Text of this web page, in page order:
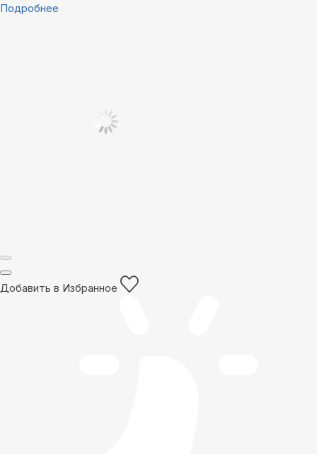
Подробнее
Добавить в Избранное